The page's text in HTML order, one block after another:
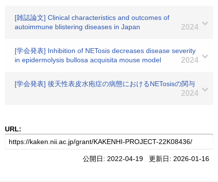
[雑誌論文] Clinical characteristics and outcomes of
autoimmune blistering diseases in Japan
2024
[学会発表] Inhibition of NETosis decreases disease severity
in epidermolysis bullosa acquisita mouse model
2024
[学会発表] 後天性表皮水疱症の病態におけるNETosisの関与
2024
URL:
公開日: 2022-04-19 更新日: 2026-01-16